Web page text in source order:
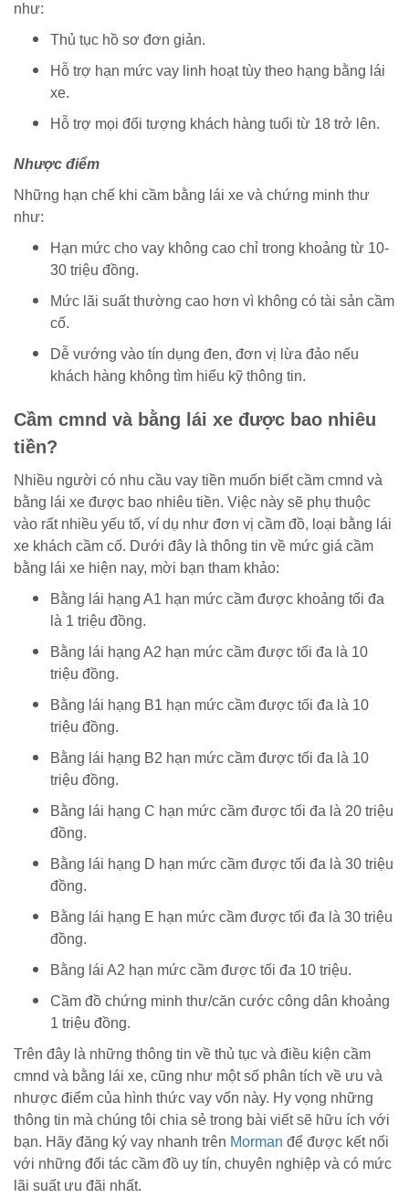
như:
Thủ tục hồ sơ đơn giản.
Hỗ trợ hạn mức vay linh hoạt tùy theo hạng bằng lái
xe.
Hỗ trợ mọi đối tượng khách hàng tuổi từ 18 trở lên.
Nhược điểm
Những hạn chế khi cầm bằng lái xe và chứng minh thư
như:
Hạn mức cho vay không cao chỉ trong khoảng từ 10-
30 triệu đồng.
Mức lãi suất thường cao hơn vì không có tài sản cầm
cố.
Dễ vướng vào tín dụng đen, đơn vị lừa đảo nếu
khách hàng không tìm hiểu kỹ thông tin.
Cầm cmnd và bằng lái xe được bao nhiêu
tiền?
Nhiều người có nhu cầu vay tiền muốn biết cầm cmnd và
bằng lái xe được bao nhiêu tiền. Việc này sẽ phụ thuộc
vào rất nhiều yếu tố, ví dụ như đơn vị cầm đồ, loại bằng lái
xe khách cầm cố. Dưới đây là thông tin về mức giá cầm
bằng lái xe hiện nay, mời bạn tham khảo:
Bằng lái hạng A1 hạn mức cầm được khoảng tối đa
là 1 triệu đồng.
Bằng lái hạng A2 hạn mức cầm được tối đa là 10
triệu đồng.
Bằng lái hạng B1 hạn mức cầm được tối đa là 10
triệu đồng.
Bằng lái hạng B2 hạn mức cầm được tối đa là 10
triệu đồng.
Bằng lái hạng C hạn mức cầm được tối đa là 20 triệu
đồng.
Bằng lái hạng D hạn mức cầm được tối đa là 30 triệu
đồng.
Bằng lái hạng E hạn mức cầm được tối đa là 30 triệu
đồng.
Bằng lái A2 hạn mức cầm được tối đa 10 triệu.
Cầm đồ chứng minh thư/căn cước công dân khoảng
1 triệu đồng.
Trên đây là những thông tin về thủ tục và điều kiện cầm
cmnd và bằng lái xe, cũng như một số phân tích về ưu và
nhược điểm của hình thức vay vốn này. Hy vọng những
thông tin mà chúng tôi chia sẻ trong bài viết sẽ hữu ích với
bạn. Hãy đăng ký vay nhanh trên Morman để được kết nối
với những đối tác cầm đồ uy tín, chuyên nghiệp và có mức
lãi suất ưu đãi nhất.